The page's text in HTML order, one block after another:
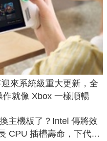
來系統級重大更新，全
就像 Xbox 一樣順暢
主機板了？Intel 傳將效
CPU 插槽壽命，下代